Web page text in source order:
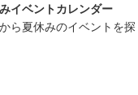
イベントカレンダー
ら夏休みのイベントを探